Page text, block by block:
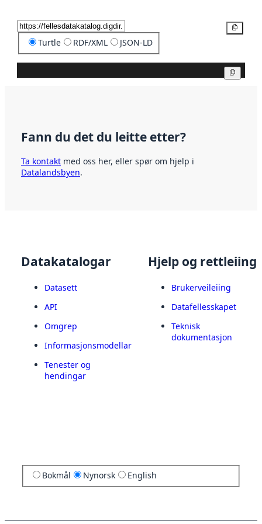
Turtle RDF/XML JSON-LD
Fann du det du leitte etter?
Ta kontakt med oss her, eller spør om hjelp i
Datalandsbyen.
Datakatalogar
Datasett
API
Omgrep
Informasjonsmodellar
Tenester og
hendingar
Hjelp og rettleiing
Brukerveileiing
Datafellesskapet
Teknisk
dokumentasjon
Bokmål Nynorsk English